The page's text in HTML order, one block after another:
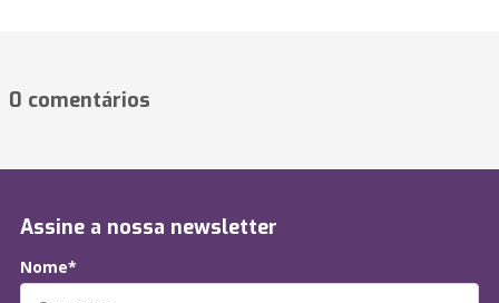
0 comentários
Assine a nossa newsletter
Nome*